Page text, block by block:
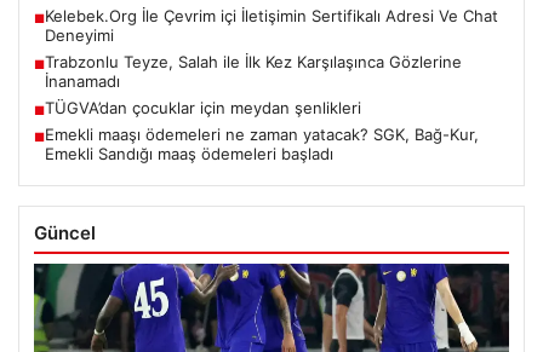
■Kelebek.Org İle Çevrim içi İletişimin Sertifikalı Adresi Ve Chat
Deneyimi
■Trabzonlu Teyze, Salah ile İlk Kez Karşılaşınca Gözlerine
İnanamadı
■TÜGVA’dan çocuklar için meydan şenlikleri
■Emekli maaşı ödemeleri ne zaman yatacak? SGK, Bağ-Kur,
Emekli Sandığı maaş ödemeleri başladı
Güncel